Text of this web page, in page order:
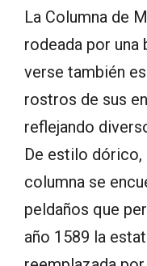
La Columna de
rodeada por una
verse también
rostros de sus
reflejando
De estilo
columna se
peldaños que
año 1589 la